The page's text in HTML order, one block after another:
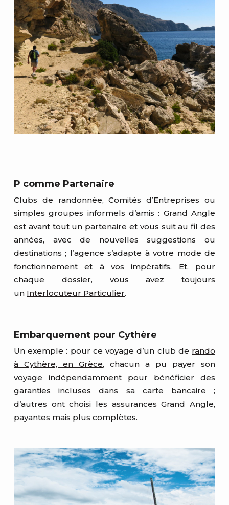
P comme Partenaire
Clubs de randonnée, Comités d’Entreprises ou
simples groupes informels d’amis : Grand Angle
est avant tout un partenaire et vous suit au fil des
années, avec de nouvelles suggestions ou
destinations ; l’agence s’adapte à votre mode de
fonctionnement et à vos impératifs. Et, pour
chaque dossier, vous avez toujours
un Interlocuteur Particulier.
Embarquement pour Cythère
Un exemple : pour ce voyage d’un club de rando
à Cythère, en Grèce, chacun a pu payer son
voyage indépendamment pour bénéficier des
garanties incluses dans sa carte bancaire ;
d’autres ont choisi les assurances Grand Angle,
payantes mais plus complètes.